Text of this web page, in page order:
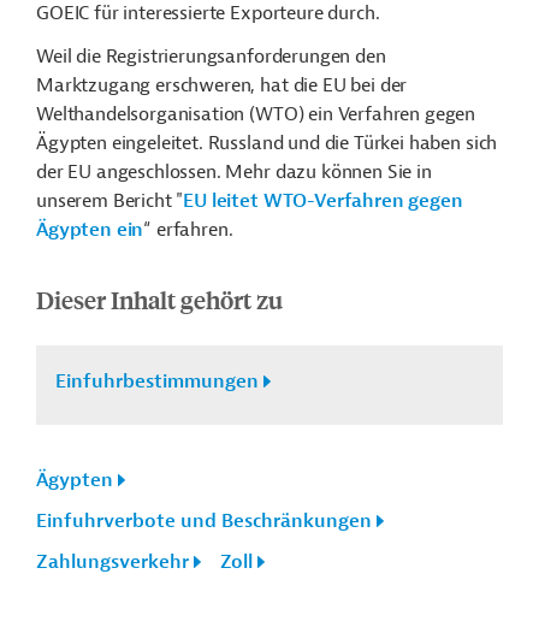
GOEIC für interessierte Exporteure durch.
Weil die Registrierungsanforderungen den
Marktzugang erschweren, hat die EU bei der
Welthandelsorganisation (WTO) ein Verfahren gegen
Ägypten eingeleitet. Russland und die Türkei haben sich
der EU angeschlossen. Mehr dazu können Sie in
unserem Bericht "EU leitet WTO-Verfahren gegen
Ägypten ein“ erfahren.
Dieser Inhalt gehört zu
Einfuhrbestimmungen
Ägypten
Einfuhrverbote und Beschränkungen
Zahlungsverkehr
Zoll